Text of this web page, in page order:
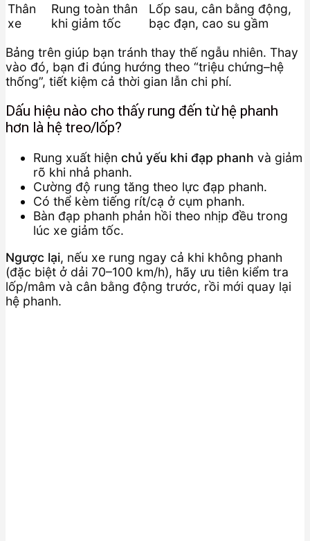
Thân
xe
Rung toàn thân
khi giảm tốc
Lốp sau, cân bằng động,
bạc đạn, cao su gầm
Bảng trên giúp bạn tránh thay thế ngẫu nhiên. Thay
vào đó, bạn đi đúng hướng theo “triệu chứng–hệ
thống”, tiết kiệm cả thời gian lẫn chi phí.
Dấu hiệu nào cho thấy rung đến từ hệ phanh
hơn là hệ treo/lốp?
Rung xuất hiện chủ yếu khi đạp phanh và giảm
rõ khi nhả phanh.
Cường độ rung tăng theo lực đạp phanh.
Có thể kèm tiếng rít/cạ ở cụm phanh.
Bàn đạp phanh phản hồi theo nhịp đều trong
lúc xe giảm tốc.
Ngược lại, nếu xe rung ngay cả khi không phanh
(đặc biệt ở dải 70–100 km/h), hãy ưu tiên kiểm tra
lốp/mâm và cân bằng động trước, rồi mới quay lại
hệ phanh.